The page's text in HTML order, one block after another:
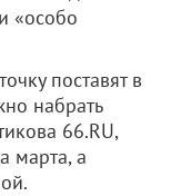
«особо
поставят в
набрать
66.RU,
марта, а